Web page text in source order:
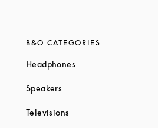
B&O CATEGORIES
Headphones
Speakers
Televisions